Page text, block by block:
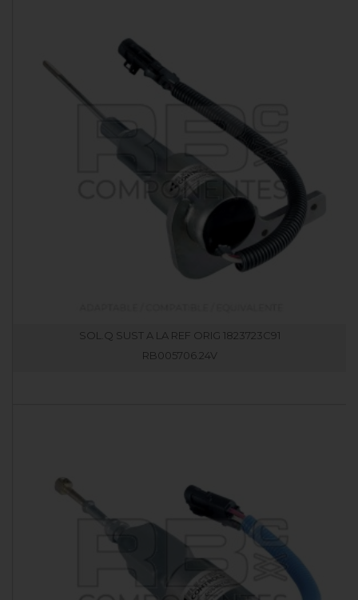
SOL.Q SUST A LA REF ORIG 1823723C91
RB005706.24V